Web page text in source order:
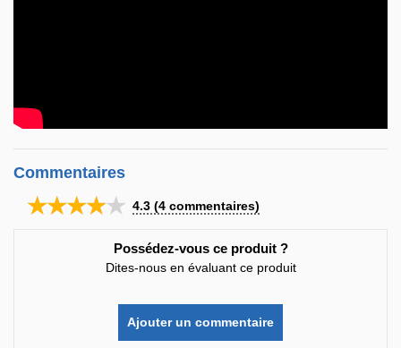
Commentaires
★★★★★ 4.3 (4 commentaires)
Possédez-vous ce produit ?
Dites-nous en évaluant ce produit
Ajouter un commentaire